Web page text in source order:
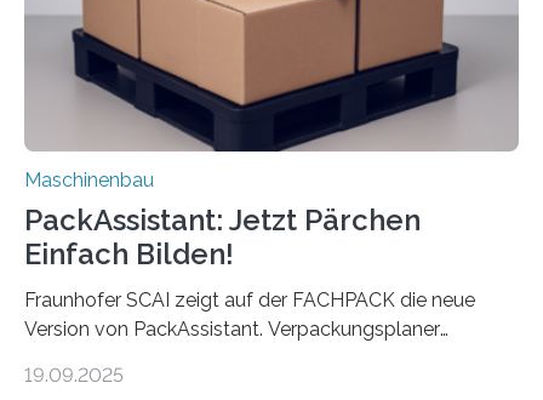
Auftrag kann das Umrüsten…
Maschinenbau
PackAssistant: Jetzt Pärchen
Einfach Bilden!
Fraunhofer SCAI zeigt auf der FACHPACK die neue
Version von PackAssistant. Verpackungsplaner
Automobil, Maschinenbau und in der Zulieferindustrie.
19.09.2025